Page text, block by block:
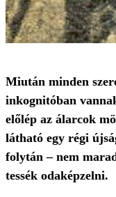
Miután minden
inkognitóban
előlép az álarcok
látható egy régi
folytán – nem
tessék odaképzelni.